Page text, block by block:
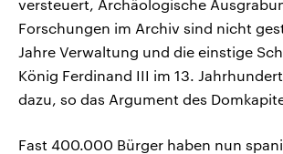
versteuert, Archäologische
Forschungen im Archiv sind nicht
Jahre Verwaltung und die einstige
König Ferdinand III im 13.
dazu, so das Argument des
Fast 400.000 Bürger haben nun